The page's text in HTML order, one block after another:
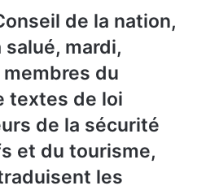
de la nation,
salué, mardi,
membres du
textes de loi
de la sécurité
et du tourisme,
les